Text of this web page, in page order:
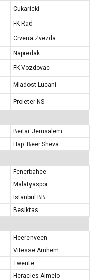
Cukaricki
FK Rad
Crvena Zvezda
Napredak
FK Vozdovac
Mladost Lucani
Proleter NS
Beitar Jerusalem
Hap. Beer Sheva
Fenerbahce
Malatyaspor
Istanbul BB
Besiktas
Heerenveen
Vitesse Arnhem
Twente
Heracles Almelo